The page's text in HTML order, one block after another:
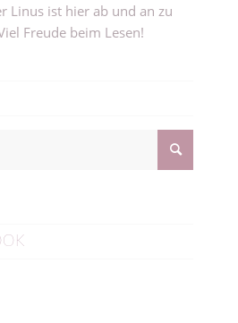
Linus ist hier ab und an zu
Freude beim Lesen!